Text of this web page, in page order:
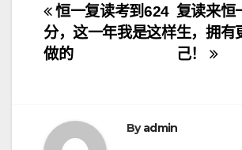
文
章
航
复读来恒
生，拥有
己！
恒一复读考到624
分，这一年我是这样
做的
Byadmin